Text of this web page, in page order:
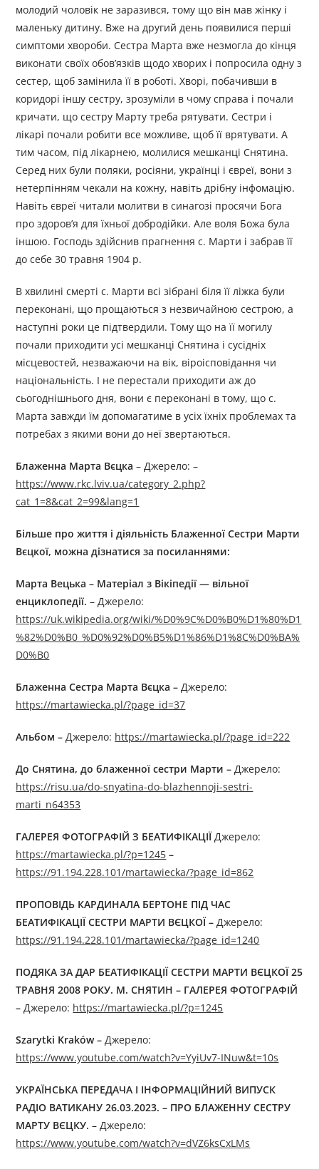
молодий чоловік не заразився, тому що він мав жінку і
маленьку дитину. Вже на другий день появилися перші
симптоми хвороби. Сестра Марта вже незмогла до кінця
виконати своїх обов’язків щодо хворих і попросила одну з
сестер, щоб замінила її в роботі. Хворі, побачивши в
коридорі іншу сестру, зрозуміли в чому справа і почали
кричати, що сестру Марту треба рятувати. Сестри і
лікарі почали робити все можливе, щоб її врятувати. А
тим часом, під лікарнею, молилися мешканці Снятина.
Серед них були поляки, росіяни, українці і євреї, вони з
нетерпінням чекали на кожну, навіть дрібну інфомацію.
Навіть євреї читали молитви в синагозі просячи Бога
про здоров’я для їхньої добродійки. Але воля Божа була
іншою. Господь здійснив прагнення с. Марти і забрав її
до себе 30 травня 1904 р.
В хвилині смерті с. Марти всі зібрані біля її ліжка були
переконані, що прощаються з незвичайною сестрою, а
наступні роки це підтвердили. Тому що на її могилу
почали приходити усі мешканці Снятина і сусідніх
місцевостей, незважаючи на вік, віроісповідання чи
національність. І не перестали приходити аж до
сьогоднішнього дня, вони є переконані в тому, що с.
Марта завжди їм допомагатиме в усіх їхніх проблемах та
потребах з якими вони до неї звертаються.
Блаженна Марта Вєцка – Джерелo: –
https://www.rkc.lviv.ua/category_2.php?
cat_1=8&cat_2=99&lang=1
Більше про життя і діяльність Блaжeнної Сестри Марти
Вєцкої, можна дізнатися за посиланнями:
Марта Вецька – Матеріал з Вікіпедії — вільної
енциклопедії.– Джерелo:
https://uk.wikipedia.org/wiki/%D0%9C%D0%B0%D1%80%D1
%82%D0%B0_%D0%92%D0%B5%D1%86%D1%8C%D0%BA%
D0%B0
Блaжeннa Сестра Марта Вєцка – Джерелo:
https://martawiecka.pl/?page_id=37
Альбом – Джерелo: https://martawiecka.pl/?page_id=222
До Снятина, до блаженної сестри Марти – Джерелo:
https://risu.ua/do-snyatina-do-blazhennoji-sestri-
marti_n64353
ГАЛЕРЕЯ ФОТОГРАФІЙ З БЕАТИФІКАЦІЇДжерелo:
https://martawiecka.pl/?p=1245 –
https://91.194.228.101/martawiecka/?page_id=862
ПРОПОВІДЬ КАРДИНАЛA БЕРТОНЕ ПІД ЧАС
БЕАТИФІКАЦІЇ СЕСТРИ МАРТИ ВЄЦКОЇ –Джерелo:
https://91.194.228.101/martawiecka/?page_id=1240
ПОДЯКА ЗА ДАР БЕАТИФІКАЦІЇ СЕСТРИ МАРТИ ВЄЦКОЇ 25
ТРАВНЯ 2008 РОКУ. М. СНЯТИН – ГАЛЕРЕЯ ФОТОГРАФІЙ
–Джерелo: https://martawiecka.pl/?p=1245
Szarytki Kraków – Джерелo:
https://www.youtube.com/watch?v=YyiUv7-INuw&t=10s
УКРАЇНСЬКА ПЕРЕДАЧА І ІНФОРМАЦІЙНИЙ ВИПУСК
РАДІО ВАТИКАНУ 26.03.2023. – ПРО БЛAЖEННУ СЕСТРУ
МАРТУ ВЄЦКУ.– Джерелo:
https://www.youtube.com/watch?v=dVZ6ksCxLMs